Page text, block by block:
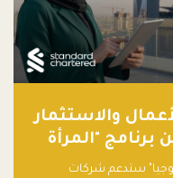
والاستثمار
برنامج "المرأة
لعام 2026 في المملكة
ستدعم شركات